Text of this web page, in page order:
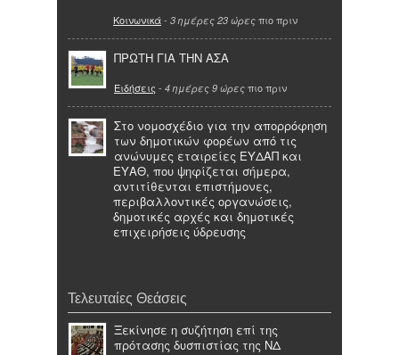
Κοινωνικά- 3 ημέρες 23 ώρες πιο πριν
ΠΡΩΤΗ ΓΙΑ ΤΗΝ ΑΣΑ
Ειδήσεις - 4 ημέρες 9 ώρες πιο πριν
Στο νομοσχέδιο για την απορρόφηση
των δημοτικών φορέων από τις
ανώνυμες εταιρείες ΕΥΔΑΠ και
ΕΥΑΘ, που ψηφίζεται σήμερα,
αντιτίθενται επιστήμονες,
περιβαλλοντικές οργανώσεις,
δημοτικές αρχές και δημοτικές
επιχειρήσεις ύδρευσης
Τελευταίες Θεάσεις
Ξεκίνησε η συζήτηση επί της
πρότασης δυσπιστίας της ΝΔ